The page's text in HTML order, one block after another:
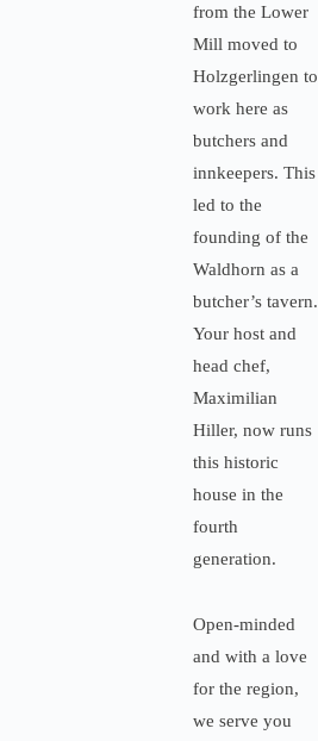
from the Lower
Mill moved to
Holzgerlingen to
work here as
butchers and
innkeepers. This
led to the
founding of the
Waldhorn as a
butcher’s tavern.
Your host and
head chef,
Maximilian
Hiller, now runs
this historic
house in the
fourth
generation.
Open-minded
and with a love
for the region,
we serve you